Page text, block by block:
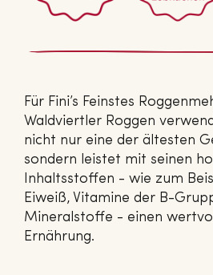
Für Fini’s Feinstes
Waldviertler Roggen
nicht nur eine der ältesten
sondern leistet mit seinen
Inhaltsstoffen - wie zum
Eiweiß, Vitamine der B-
Mineralstoffe - einen
Ernährung.